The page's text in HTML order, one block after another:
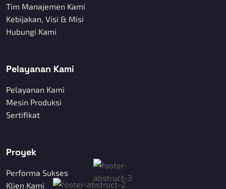
Tim Manajemen Kami
Kebijakan, Visi & Misi
Hubungi Kami
Pelayanan Kami
Pelayanan Kami
Mesin Produksi
Sertifikat
Proyek
Performa Sukses
Klien Kami